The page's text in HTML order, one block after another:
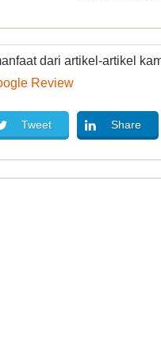
dari artikel-artikel
Review
Tweet Share